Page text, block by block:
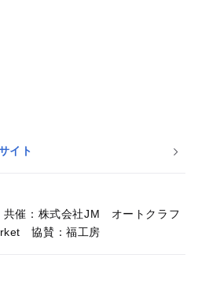
イト
催：株式会社JM オートクラフ
協賛：福工房